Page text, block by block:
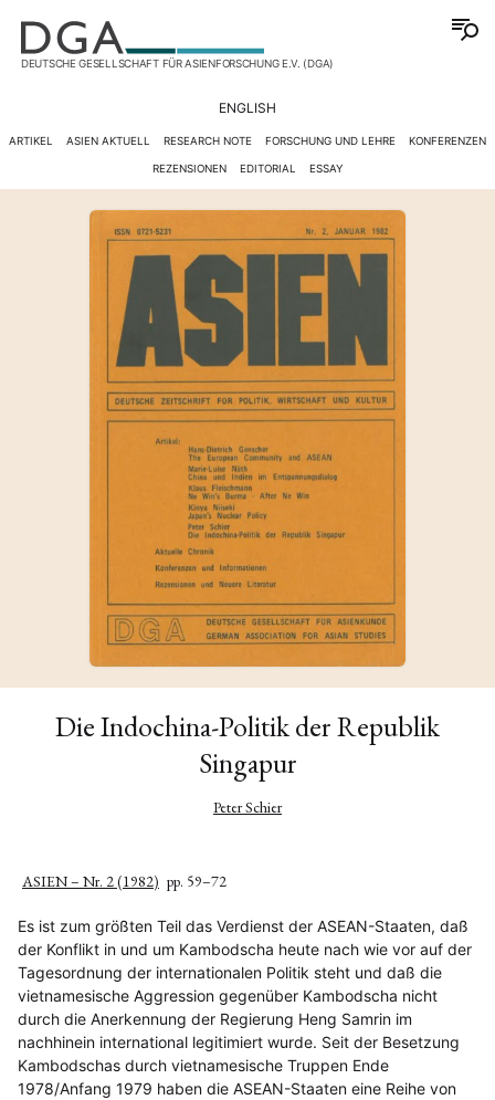
DEUTSCHE GESELLSCHAFT FÜR ASIENFORSCHUNG E.V. (DGA)
ENGLISH
ARTIKEL ASIEN AKTUELL RESEARCH NOTE FORSCHUNG UND LEHRE KONFERENZEN
REZENSIONEN EDITORIAL ESSAY
Die Indochina-Politik der Republik
Singapur
Peter Schier
ASIEN – Nr. 2 (1982) pp. 59–72
Es ist zum größten Teil das Verdienst der ASEAN-Staaten, daß
der Konflikt in und um Kambodscha heute nach wie vor auf der
Tagesordnung der internationalen Politik steht und daß die
vietnamesische Aggression gegenüber Kambodscha nicht
durch die Anerkennung der Regierung Heng Samrin im
nachhinein international legitimiert wurde. Seit der Besetzung
Kambodschas durch vietnamesische Truppen Ende
1978/Anfang 1979 haben die ASEAN-Staaten eine Reihe von